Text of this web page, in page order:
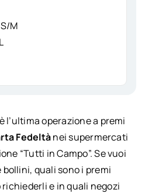
M
è l’ultima operazione a premi
Fedeltànei supermercati
“Tutti in Campo”. Se vuoi
quali sono i premi
e in quali negozi